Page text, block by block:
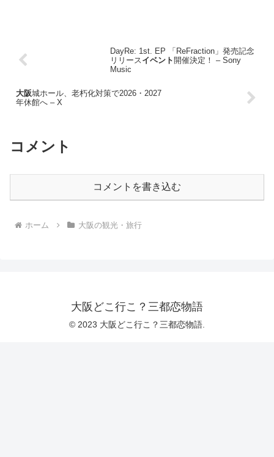
DayRe: 1st. EP 「ReFraction」発売記念
リリース イベント開催決定！ – Sony
Music
大阪城ホール、老朽化対策で2026・2027
年休館へ – X
コメント
コメントを書き込む
ホーム 大阪の観光・旅行
大阪どこ行こ？三都恋物語
© 2023 大阪どこ行こ？三都恋物語.